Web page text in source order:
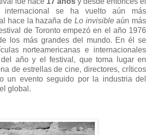
internacional se ha vuelto aún más
hace la hazaña de Lo invisibleaún más
de Toronto empezó en el año 1976
los más grandes del mundo. En él se
norteamericanas e internacionales
del año y el festival, que toma lugar en
de estrellas de cine, directores, críticos
un evento seguido por la industria del
global.